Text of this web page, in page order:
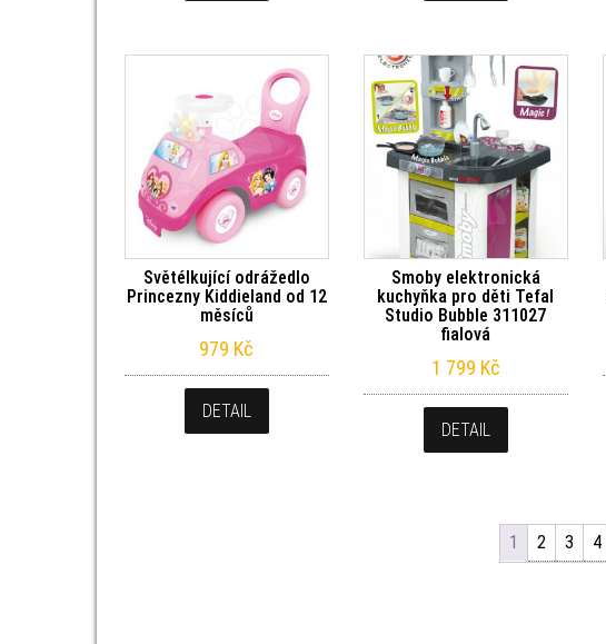
Světélkující odrážedlo
Princezny Kiddieland od 12
měsíců
979 Kč
DETAIL
Smoby elektronická
kuchyňka pro děti Tefal
Studio Bubble 311027
fialová
1 799 Kč
DETAIL
1 2 3 4